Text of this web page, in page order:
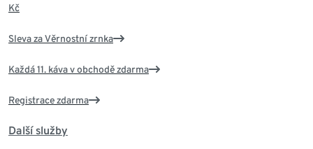
Kč
Sleva za Věrnostní zrnka
Každá 11. káva v obchodě zdarma
Registrace zdarma
Další služby